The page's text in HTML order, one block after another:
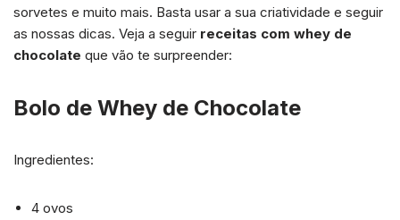
sorvetes e muito mais. Basta usar a sua criatividade e seguir
as nossas dicas. Veja a seguir receitas com whey de
chocolate que vão te surpreender:
Bolo de Whey de Chocolate
Ingredientes:
4 ovos